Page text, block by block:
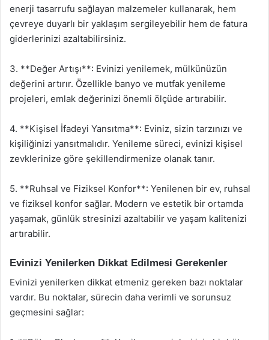
enerji tasarrufu sağlayan malzemeler kullanarak, hem
çevreye duyarlı bir yaklaşım sergileyebilir hem de fatura
giderlerinizi azaltabilirsiniz.
3. **Değer Artışı**: Evinizi yenilemek, mülkünüzün
değerini artırır. Özellikle banyo ve mutfak yenileme
projeleri, emlak değerinizi önemli ölçüde artırabilir.
4. **Kişisel İfadeyi Yansıtma**: Eviniz, sizin tarzınızı ve
kişiliğinizi yansıtmalıdır. Yenileme süreci, evinizi kişisel
zevklerinize göre şekillendirmenize olanak tanır.
5. **Ruhsal ve Fiziksel Konfor**: Yenilenen bir ev, ruhsal
ve fiziksel konfor sağlar. Modern ve estetik bir ortamda
yaşamak, günlük stresinizi azaltabilir ve yaşam kalitenizi
artırabilir.
Evinizi Yenilerken Dikkat Edilmesi Gerekenler
Evinizi yenilerken dikkat etmeniz gereken bazı noktalar
vardır. Bu noktalar, sürecin daha verimli ve sorunsuz
geçmesini sağlar: